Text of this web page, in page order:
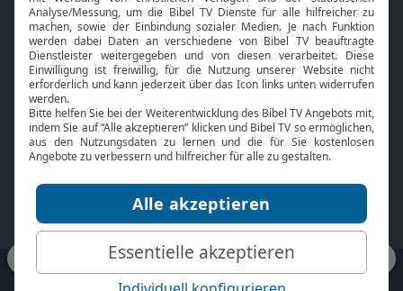
Nächster Gottesdienst
Bibel TV
Über uns
Jobs
Mediadaten
Service
Kontakt
TV-Empfang
bibeltv.de: Impressum
Datenschutz